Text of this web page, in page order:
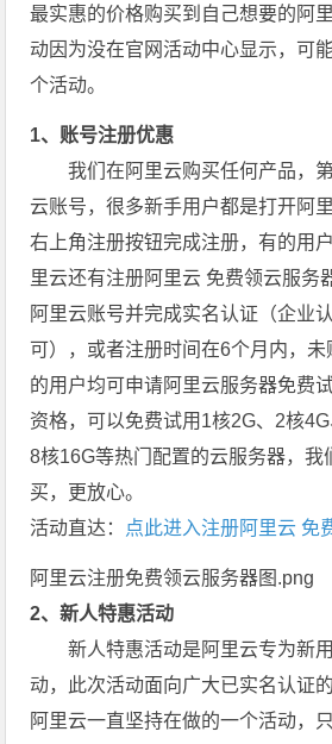
最实惠的价格购买到自己想要的阿
动因为没在官网活动中心显示，可
个活动。
1、账号注册优惠
我们在阿里云购买任何产品，
云账号，很多新手用户都是打开阿
右上角注册按钮完成注册，有的用
里云还有注册阿里云 免费领云服务
阿里云账号并完成实名认证（企业
可），或者注册时间在6个月内，
的用户均可申请阿里云服务器免费
资格，可以免费试用1核2G、2核4G
8核16G等热门配置的云服务器，我
买，更放心。
活动直达： 点此进入注册阿里云 免
阿里云注册免费领云服务器图.png
2、新人特惠活动
新人特惠活动是阿里云专为新
动，此次活动面向广大已实名认证
阿里云一直坚持在做的一个活动，